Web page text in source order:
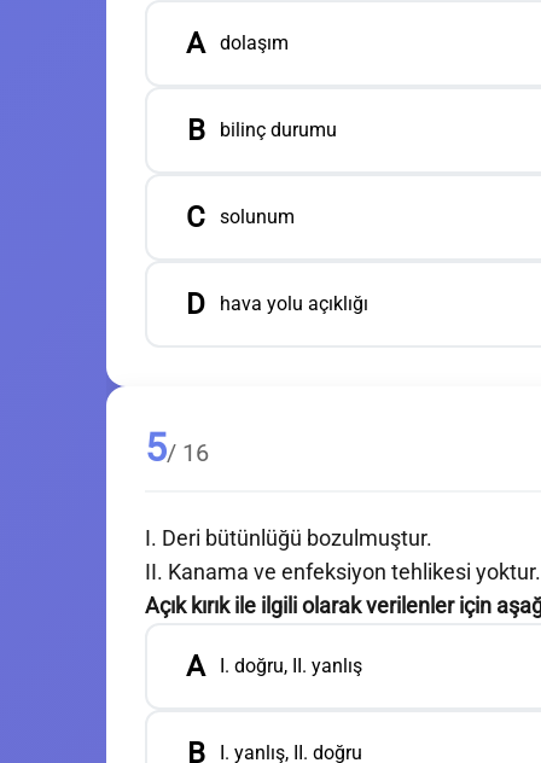
A dolaşım
B bilinç durumu
C solunum
D hava yolu açıklığı
5/ 16
I. Deri bütünlüğü bozulmuştur.
II. Kanama ve enfeksiyon tehlikesi yoktur.
Açık kırık ile ilgili olarak verilenler için
A I. doğru, II. yanlış
B I. yanlış, II. doğru